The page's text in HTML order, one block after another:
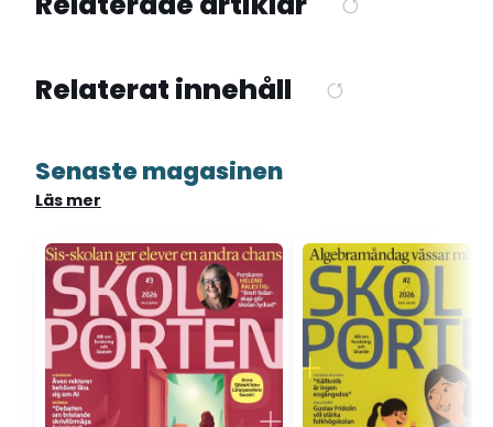
Relaterat innehåll
Senaste magasinen
Läs mer